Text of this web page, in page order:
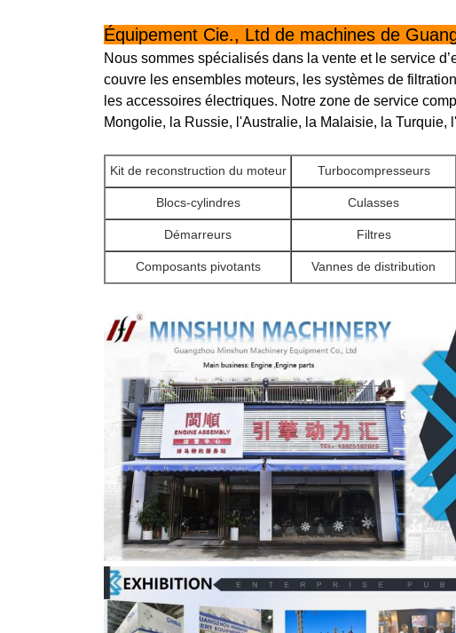
Équipement Cie., Ltd de machines de
Nous sommes spécialisés dans la vente et le service
couvre les ensembles moteurs, les systèmes de
les accessoires électriques. Notre zone de service
Mongolie, la Russie, l'Australie, la Malaisie, la
Kit de reconstruction du moteur Turbocompresseurs
Blocs-cylindres Culasses
Démarreurs Filtres
Composants pivotants Vannes de distribution